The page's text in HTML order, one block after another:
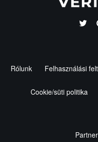
Rólunk Felhasználási
Cookie/süti politika